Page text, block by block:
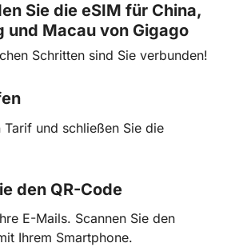
Sie die eSIM für China,
und Macau von Gigago
Schritten sind Sie verbunden!
Tarif und schließen Sie die
den QR-Code
E-Mails. Scannen Sie den
Ihrem Smartphone.